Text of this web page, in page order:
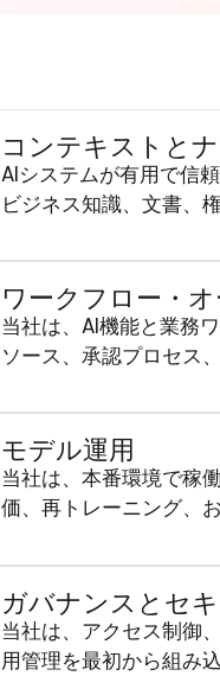
コンテキストと
AIシステムが有用で信
ビジネス知識、文書、
ワークフロー・
当社は、AI機能と業務
ソース、承認プロセス
モデル運用
当社は、本番環境で稼
価、再トレーニング、
ガバナンスとセ
当社は、アクセス制御
用管理を最初から組み